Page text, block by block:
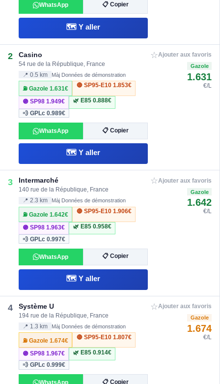
WhatsApp 📋 Copier
🗺️ Y aller
2 Casino
54 rue de la République, France
📍 0.5 km Màj Données de démonstration
⛽ Gazole1.631€
🔴 SP95-E10 1.853€
🟣 SP981.949€ 🌿 E85 0.888€
💨 GPLc0.989€
WhatsApp 📋 Copier
🗺️ Y aller
☆Ajouter aux favoris
Gazole
1.631
€/L
3 Intermarché
140 rue de la République, France
📍 2.3 km Màj Données de démonstration
⛽ Gazole1.642€
🔴 SP95-E10 1.906€
🟣 SP981.963€ 🌿 E85 0.958€
💨 GPLc0.997€
WhatsApp 📋 Copier
🗺️ Y aller
☆Ajouter aux favoris
Gazole
1.642
€/L
4 Système U
194 rue de la République, France
📍 1.3 km Màj Données de démonstration
⛽ Gazole1.674€
🔴 SP95-E10 1.807€
🟣 SP981.967€ 🌿 E85 0.914€
💨 GPLc0.999€
📋 Copier
☆Ajouter aux favoris
Gazole
1.674
€/L